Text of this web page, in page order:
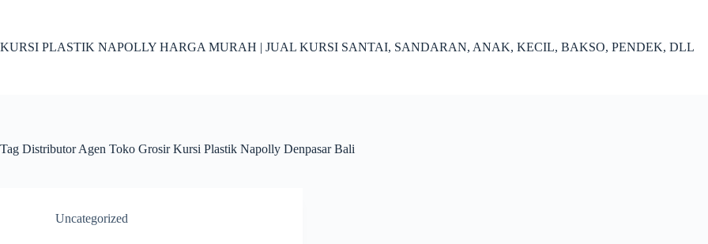
KURSI PLASTIK NAPOLLY HARGA MURAH | JUAL KURSI SANTAI, SANDARAN, ANAK, KECIL, BAKSO, PENDEK, DLL
Tag Distributor Agen Toko Grosir Kursi Plastik Napolly Denpasar Bali
Uncategorized